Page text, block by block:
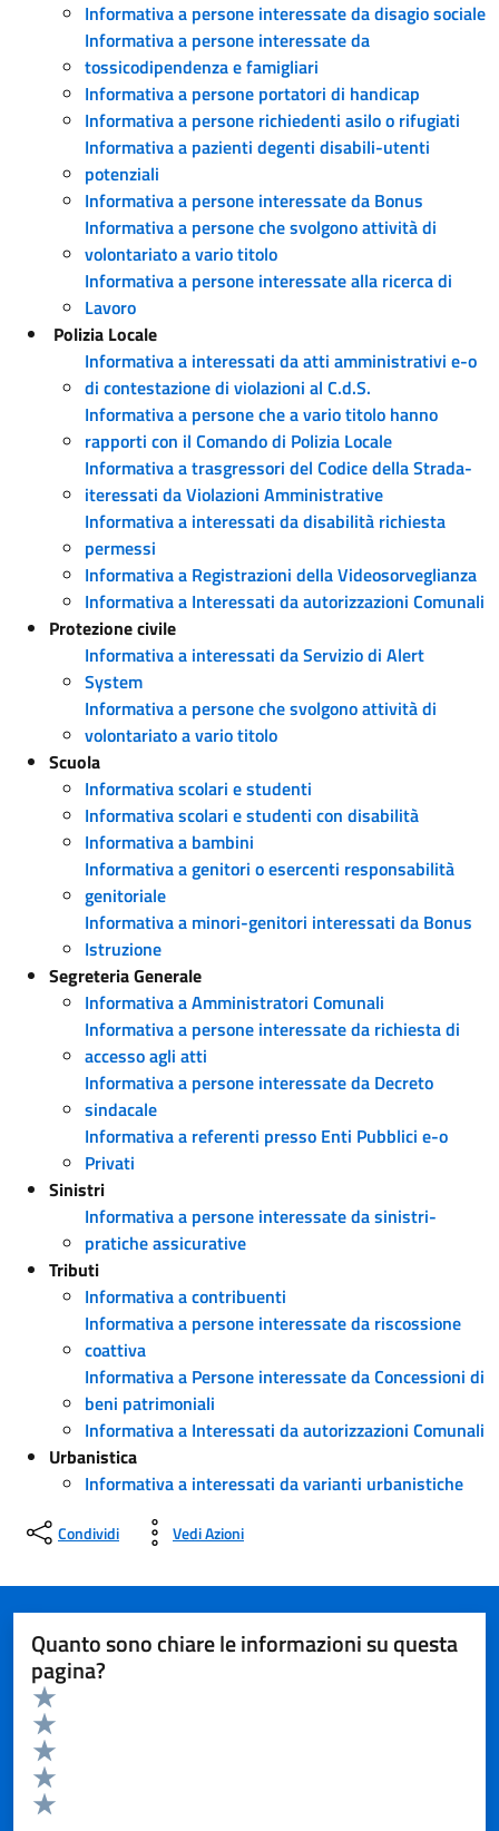
Informativa a persone interessate da disagio sociale
Informativa a persone interessate da
tossicodipendenza e famigliari
Informativa a persone portatori di handicap
Informativa a persone richiedenti asilo o rifugiati
Informativa a pazienti degenti disabili-utenti
potenziali
Informativa a persone interessate da Bonus
Informativa a persone che svolgono attività di
volontariato a vario titolo
Informativa a persone interessate alla ricerca di
Lavoro
Polizia Locale
Informativa a interessati da atti amministrativi e-o
di contestazione di violazioni al C.d.S.
Informativa a persone che a vario titolo hanno
rapporti con il Comando di Polizia Locale
Informativa a trasgressori del Codice della Strada-
iteressati da Violazioni Amministrative
Informativa a interessati da disabilità richiesta
permessi
Informativa a Registrazioni della Videosorveglianza
Informativa a Interessati da autorizzazioni Comunali
Protezione civile
Informativa a interessati da Servizio di Alert
System
Informativa a persone che svolgono attività di
volontariato a vario titolo
Scuola
Informativa scolari e studenti
Informativa scolari e studenti con disabilità
Informativa a bambini
Informativa a genitori o esercenti responsabilità
genitoriale
Informativa a minori-genitori interessati da Bonus
Istruzione
Segreteria Generale
Informativa a Amministratori Comunali
Informativa a persone interessate da richiesta di
accesso agli atti
Informativa a persone interessate da Decreto
sindacale
Informativa a referenti presso Enti Pubblici e-o
Privati
Sinistri
Informativa a persone interessate da sinistri-
pratiche assicurative
Tributi
Informativa a contribuenti
Informativa a persone interessate da riscossione
coattiva
Informativa a Persone interessate da Concessioni di
beni patrimoniali
Informativa a Interessati da autorizzazioni Comunali
Urbanistica
Informativa a interessati da varianti urbanistiche
Condividi Vedi Azioni
Quanto sono chiare le informazioni su questa
pagina?
Valuta da 1 a 5 stelle la pagina
Valuta 5 stelle su 5
Valuta 4 stelle su 5
Valuta 3 stelle su 5
Valuta 2 stelle su 5
Valuta 1 stelle su 5